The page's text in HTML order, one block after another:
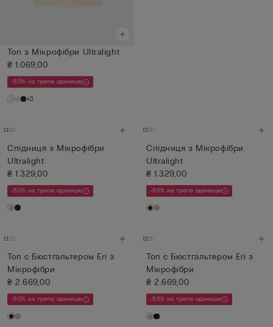
Топ з Мікрофібри Ultralight
₴ 1.069,00
-50% на третю одиницю
+3
Спідниця з Мікрофібри
Ultralight
₴ 1.329,00
-50% на третю одиницю
Спідниця з Мікрофібри
Ultralight
₴ 1.329,00
-50% на третю одиницю
Топ с Бюстгальтером Eri з
Мікрофібри
₴ 2.669,00
-50% на третю одиницю
Топ с Бюстгальтером Eri з
Мікрофібри
₴ 2.669,00
-50% на третю одиницю